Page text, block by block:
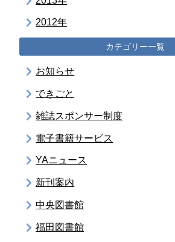
2012年
カテゴリー一覧
お知らせ
できごと
雑誌スポンサー制度
電子書籍サービス
YAニュース
新刊案内
中央図書館
福田図書館